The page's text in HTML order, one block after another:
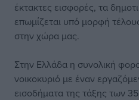
έκτακτες εισφορές, τα
επωμίζεται υπό μορφή
στην χώρα μας.
Στην Ελλάδα η συνολική
νοικοκυριό με έναν
εισοδήματα της τάξης των